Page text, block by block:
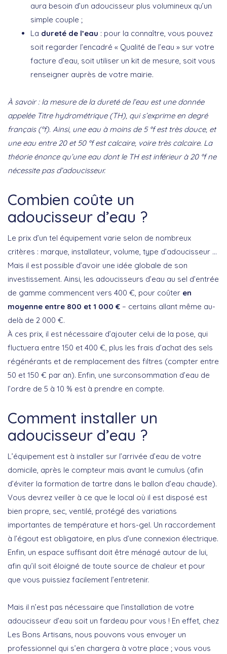
aura besoin d’un adoucisseur plus volumineux qu’un
simple couple ;
La dureté de l’eau : pour la connaître, vous pouvez
soit regarder l’encadré « Qualité de l’eau » sur votre
facture d’eau, soit utiliser un kit de mesure, soit vous
renseigner auprès de votre mairie.
À savoir : la mesure de la dureté de l’eau est une donnée
appelée Titre hydrométrique (TH), qui s’exprime en degré
français (°f). Ainsi, une eau à moins de 5 °f est très douce, et
une eau entre 20 et 50 °f est calcaire, voire très calcaire. La
théorie énonce qu’une eau dont le TH est inférieur à 20 °f ne
nécessite pas d’adoucisseur.
Combien coûte un
adoucisseur d’eau ?
Le prix d’un tel équipement varie selon de nombreux
critères : marque, installateur, volume, type d’adoucisseur …
Mais il est possible d’avoir une idée globale de son
investissement. Ainsi, les adoucisseurs d’eau au sel d’entrée
de gamme commencent vers 400 €, pour coûter en
moyenne entre 800 et 1 000 € – certains allant même au-
delà de 2 000 €.
À ces prix, il est nécessaire d’ajouter celui de la pose, qui
fluctuera entre 150 et 400 €, plus les frais d’achat des sels
régénérants et de remplacement des filtres (compter entre
50 et 150 € par an). Enfin, une surconsommation d’eau de
l’ordre de 5 à 10 % est à prendre en compte.
Comment installer un
adoucisseur d’eau ?
L’équipement est à installer sur l’arrivée d’eau de votre
domicile, après le compteur mais avant le cumulus (afin
d’éviter la formation de tartre dans le ballon d’eau chaude).
Vous devrez veiller à ce que le local où il est disposé est
bien propre, sec, ventilé, protégé des variations
importantes de température et hors-gel. Un raccordement
à l’égout est obligatoire, en plus d’une connexion électrique.
Enfin, un espace suffisant doit être ménagé autour de lui,
afin qu’il soit éloigné de toute source de chaleur et pour
que vous puissiez facilement l’entretenir.
Mais il n’est pas nécessaire que l’installation de votre
adoucisseur d’eau soit un fardeau pour vous ! En effet, chez
Les Bons Artisans, nous pouvons vous envoyer un
professionnel qui s’en chargera à votre place ; vous vous